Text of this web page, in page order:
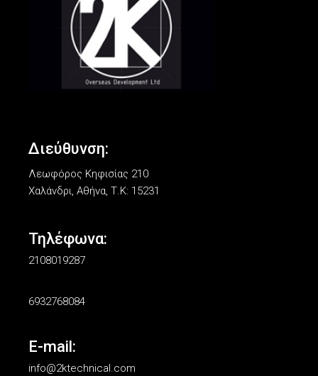
Διεύθυνση:
Λεωφόρος Κηφισίας 210
Χαλάνδρι, Αθήνα, Τ.Κ: 15231
Τηλέφωνα:
2108019287
6932768084
E-mail:
info@2ktechnical.com